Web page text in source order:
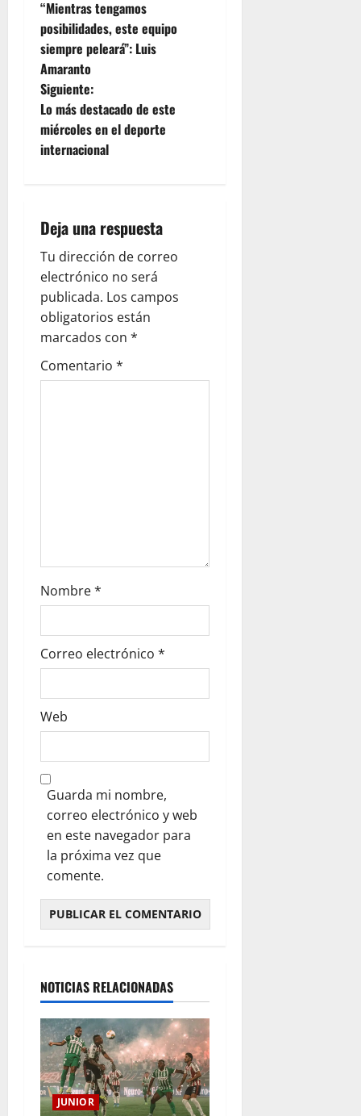
“Mientras tengamos
posibilidades, este equipo
siempre peleará”: Luis
Amaranto
Siguiente:
Lo más destacado de este
miércoles en el deporte
internacional
Deja una respuesta
Tu dirección de correo
electrónico no será
publicada. Los campos
obligatorios están
marcados con *
Comentario *
Nombre*
Correo electrónico *
Web
Guarda mi nombre,
correo electrónico y web
en este navegador para
la próxima vez que
comente.
NOTICIAS RELACIONADAS
JUNIOR